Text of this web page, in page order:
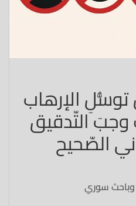
الإرهاب
التّدقيق
الصّحيح
وباحث سوري